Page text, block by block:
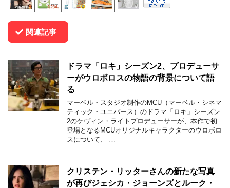
関連記事
ドラマ「ロキ」シーズン2、プロデューサ
ーがウロボロスの物語の背景について語
る
マーベル・スタジオ制作のMCU（マーベル・シネマ
ティック・ユニバース）のドラマ「ロキ」シーズン
2のケヴィン・ライトプロデューサーが、本作で初
登場となるMCUオリジナルキャラクターのウロボロ
スについて、 …
クリステン・リッターさんの新たな写真
が再びジェシカ・ジョーンズとルーク・